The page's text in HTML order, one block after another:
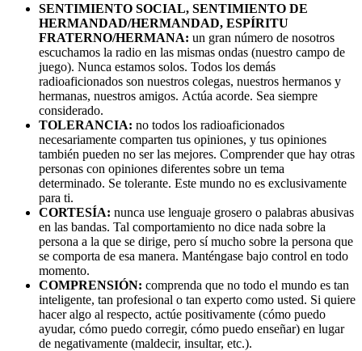
SENTIMIENTO SOCIAL, SENTIMIENTO DE
HERMANDAD/HERMANDAD, ESPÍRITU
FRATERNO/HERMANA: un gran número de nosotros
escuchamos la radio en las mismas ondas (nuestro campo de
juego). Nunca estamos solos. Todos los demás
radioaficionados son nuestros colegas, nuestros hermanos y
hermanas, nuestros amigos. Actúa acorde. Sea siempre
considerado.
TOLERANCIA: no todos los radioaficionados
necesariamente comparten tus opiniones, y tus opiniones
también pueden no ser las mejores. Comprender que hay otras
personas con opiniones diferentes sobre un tema
determinado. Se tolerante. Este mundo no es exclusivamente
para ti.
CORTESÍA: nunca use lenguaje grosero o palabras abusivas
en las bandas. Tal comportamiento no dice nada sobre la
persona a la que se dirige, pero sí mucho sobre la persona que
se comporta de esa manera. Manténgase bajo control en todo
momento.
COMPRENSIÓN: comprenda que no todo el mundo es tan
inteligente, tan profesional o tan experto como usted. Si quiere
hacer algo al respecto, actúe positivamente (cómo puedo
ayudar, cómo puedo corregir, cómo puedo enseñar) en lugar
de negativamente (maldecir, insultar, etc.).